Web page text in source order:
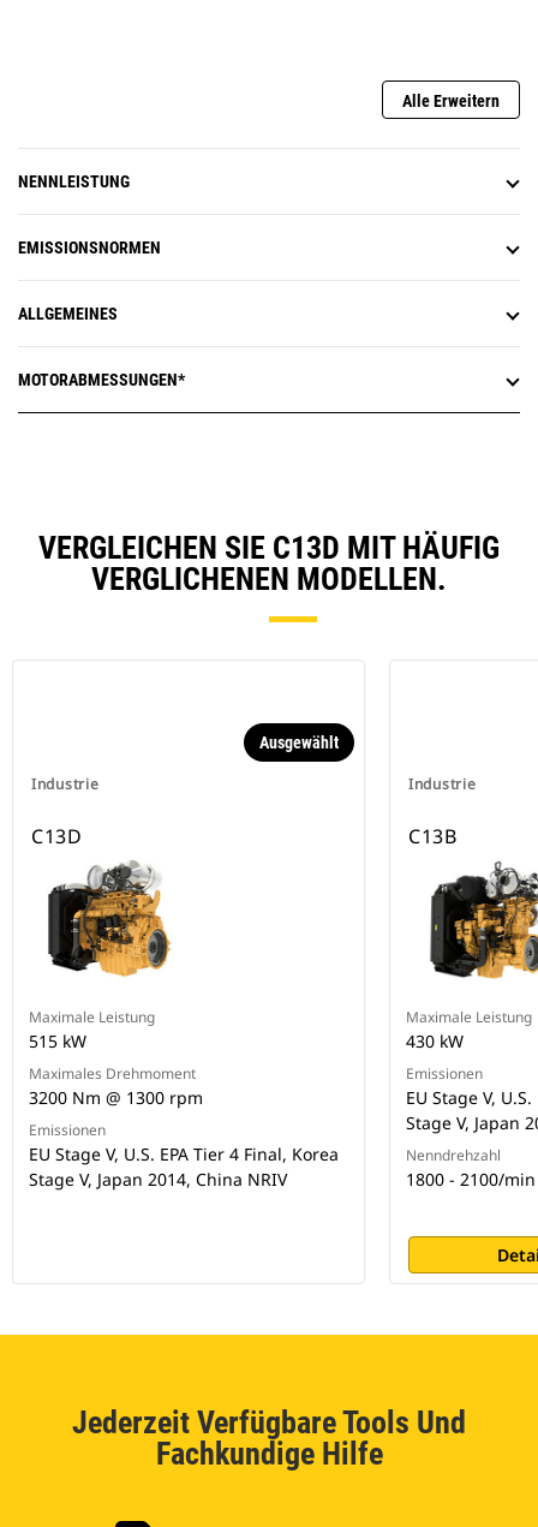
Alle Erweitern
NENNLEISTUNG
EMISSIONSNORMEN
ALLGEMEINES
MOTORABMESSUNGEN*
VERGLEICHEN SIE C13D MIT HÄUFIG
VERGLICHENEN MODELLEN.
Industrie
Ausgewählt
C13D
Maximale Leistung
515 kW
Maximales Drehmoment
3200 Nm @ 1300 rpm
Emissionen
EU Stage V, U.S. EPA Tier 4 Final, Korea
Stage V, Japan 2014, China NRIV
Industrie
C13B
Maximale Leistung
430 kW
Emissionen
EU Stage V,
Stage V, Japan
Nenndrehzahl
1800 - 2100/min
Jederzeit Verfügbare Tools Und
Fachkundige Hilfe